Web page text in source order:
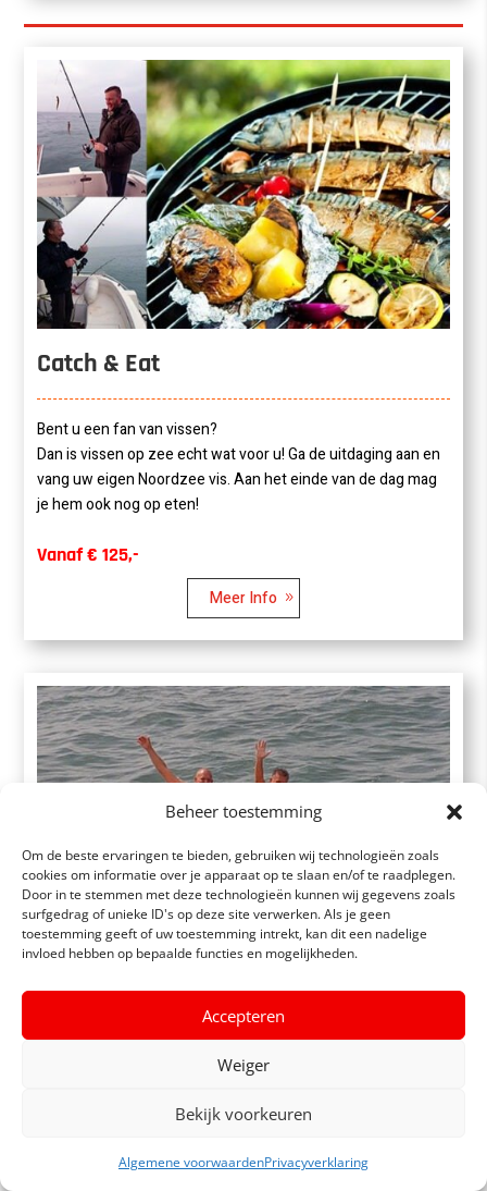
Beheer toestemming
Om de beste ervaringen te bieden, gebruiken wij technologieën zoals
cookies om informatie over je apparaat op te slaan en/of te raadplegen.
Door in te stemmen met deze technologieën kunnen wij gegevens zoals
surfgedrag of unieke ID's op deze site verwerken. Als je geen
toestemming geeft of uw toestemming intrekt, kan dit een nadelige
invloed hebben op bepaalde functies en mogelijkheden.
Accepteren
Weiger
Bekijk voorkeuren
Algemene voorwaardenPrivacyverklaring
Catch & Eat
Bent u een fan van vissen?
Dan is vissen op zee echt wat voor u! Ga de uitdaging aan en
vang uw eigen Noordzee vis. Aan het einde van de dag mag
je hem ook nog op eten!
Vanaf € 125,-
Meer Info
Water Fun dag Scheveningen
Heeft u zin in spectaculair plezier op het water? Maak dan
INFO / BOEKEN